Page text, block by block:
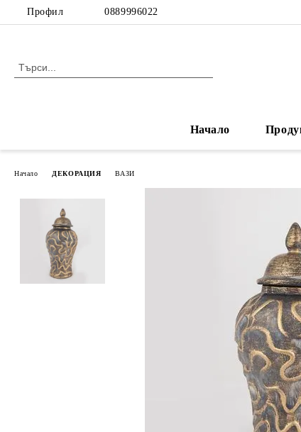
Профил 0889996022
Начало
Начало ДЕКОРАЦИЯ ВАЗИ